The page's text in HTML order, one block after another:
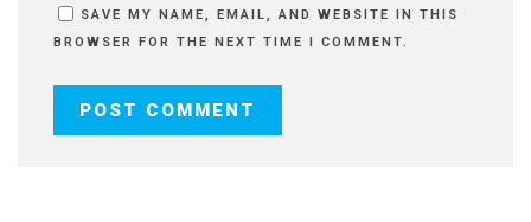
SAVE MY NAME, EMAIL, AND WEBSITE IN THIS
BROWSER FOR THE NEXT TIME I COMMENT.